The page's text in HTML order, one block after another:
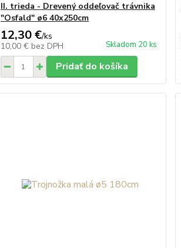
II. trieda - Drevený oddeľovač trávnika
"Osfald" ø6 40x250cm
12,30 €/ks
10,00 € bez DPH Skladom 20 ks
Pridať do košíka